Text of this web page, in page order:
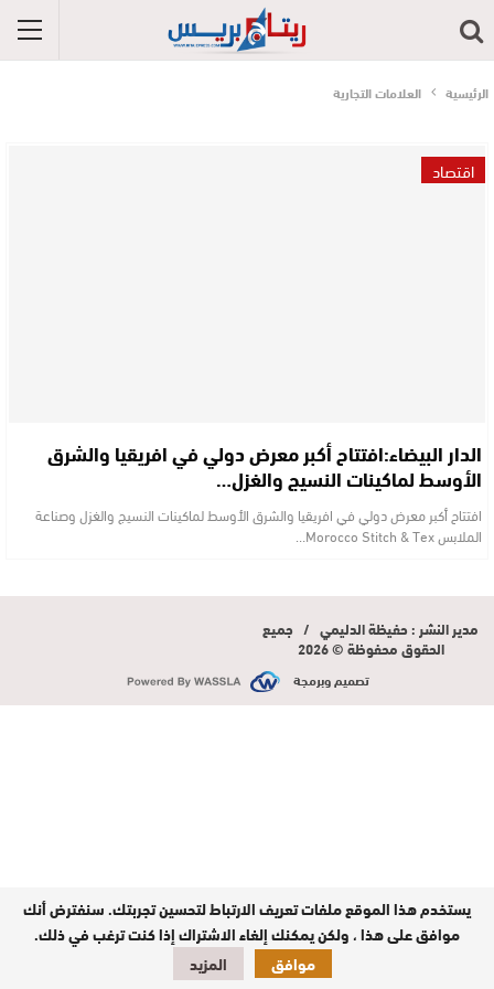
الرئيسية العلامات التجارية
اقتصاد
الدار البيضاء:افتتاح أكبر معرض دولي في افريقيا والشرق
الأوسط لماكينات النسيج والغزل…
افتتاح أكبر معرض دولي في افريقيا والشرق الأوسط لماكينات النسيج والغزل وصناعة
الملابس Morocco Stitch & Tex…
مدير النشر : حفيظة الدليمي / جميع
الحقوق محفوظة © 2026
تصميم وبرمجة
يستخدم هذا الموقع ملفات تعريف الارتباط لتحسين تجربتك. سنفترض أنك
موافق على هذا ، ولكن يمكنك إلغاء الاشتراك إذا كنت ترغب في ذلك.
موافق
المزيد